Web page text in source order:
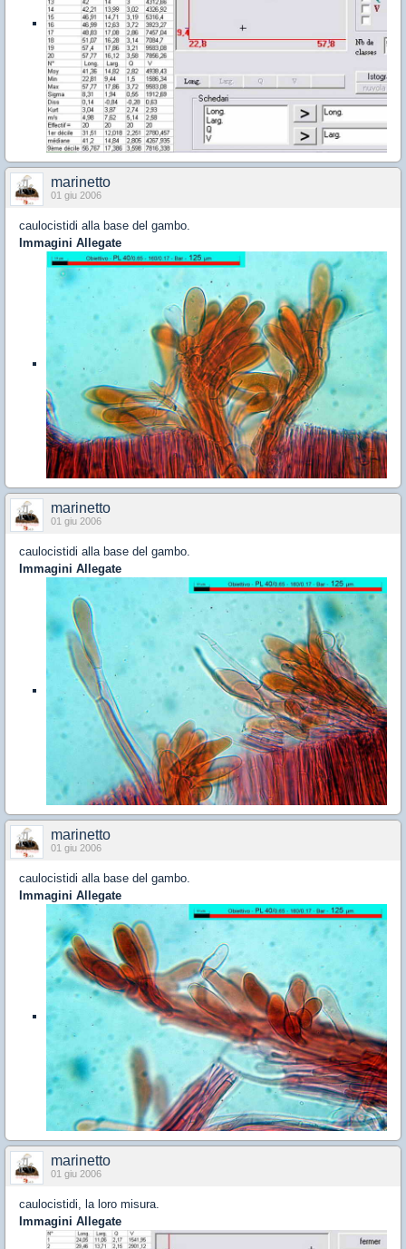
marinetto
01 giu 2006
caulocistidi alla base del gambo.
Immagini Allegate
marinetto
01 giu 2006
caulocistidi alla base del gambo.
Immagini Allegate
marinetto
01 giu 2006
caulocistidi alla base del gambo.
Immagini Allegate
marinetto
01 giu 2006
caulocistidi, la loro misura.
Immagini Allegate